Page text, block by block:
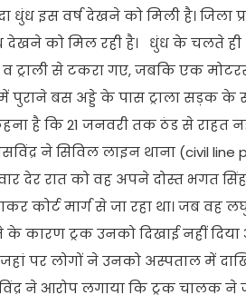
धुंध इस वर्ष देखने को मिली है। जिला
देखने को मिल रही है। धुंध के चलते
ट्राली से टकरा गए, जबकि एक
पुराने बस अड्डे के पास ट्राला सड़क
है कि 21 जनवरी तक ठंड से राहत
ने सिविल लाइन थाना (civil
देर रात को वह अपने दोस्त भगत
कोर्ट मार्ग से जा रहा था। जब वह
के कारण ट्रक उनको दिखाई नहीं
पर लोगों ने उनको अस्पताल में
ने आरोप लगाया कि ट्रक चालक ने